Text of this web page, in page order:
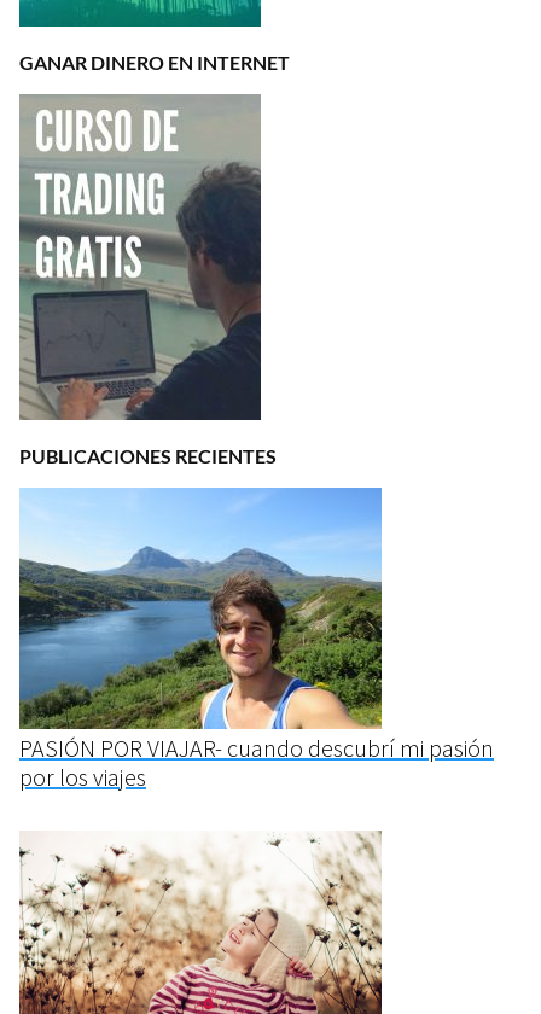
GANAR DINERO EN INTERNET
PUBLICACIONES RECIENTES
PASIÓN POR VIAJAR- cuando descubrí mi pasión
por los viajes